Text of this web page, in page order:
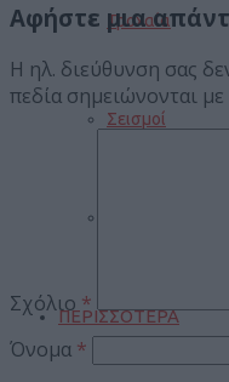
Τροχαία
Σεισμοί
ΠΕΡΙΣΣΟΤΕΡΑ
Αφήστε μια
Η ηλ. διεύθυνση σας
πεδία σημειώνονται με
Σχόλιο *
Όνομα *